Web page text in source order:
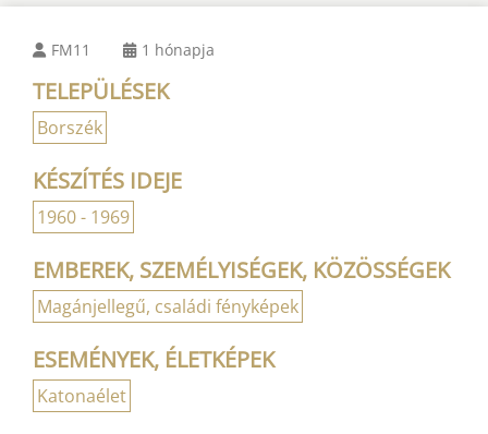
FM11 1 hónapja
TELEPÜLÉSEK
Borszék
KÉSZÍTÉS IDEJE
1960 - 1969
EMBEREK, SZEMÉLYISÉGEK, KÖZÖSSÉGEK
Magánjellegű, családi fényképek
ESEMÉNYEK, ÉLETKÉPEK
Katonaélet